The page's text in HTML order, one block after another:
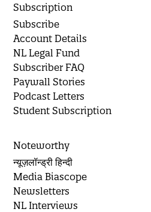
Subscription
Subscribe
Account Details
NL Legal Fund
Subscriber FAQ
Paywall Stories
Podcast Letters
Student Subscription
Noteworthy
न्यूज़लॉन्ड्री हिन्दी
Media Biascope
Newsletters
NL Interviews